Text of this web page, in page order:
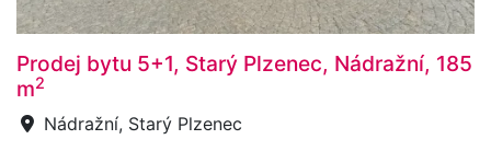
Prodej bytu 5+1, Starý Plzenec, Nádražní, 185
m2
Nádražní, Starý Plzenec